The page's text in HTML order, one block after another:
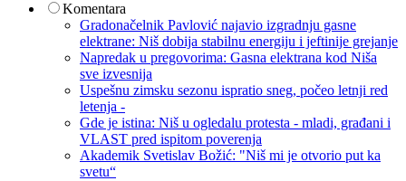
Komentara
Gradonačelnik Pavlović najavio izgradnju gasne
elektrane: Niš dobija stabilnu energiju i jeftinije grejanje
Napredak u pregovorima: Gasna elektrana kod Niša
sve izvesnija
Uspešnu zimsku sezonu ispratio sneg, počeo letnji red
letenja -
Gde je istina: Niš u ogledalu protesta - mladi, građani i
VLAST pred ispitom poverenja
Akademik Svetislav Božić: "Niš mi je otvorio put ka
svetu“